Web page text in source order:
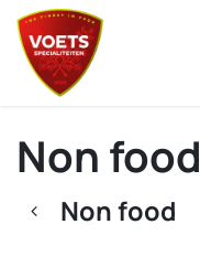
Overslaan naar inhoud
Non food
Non food